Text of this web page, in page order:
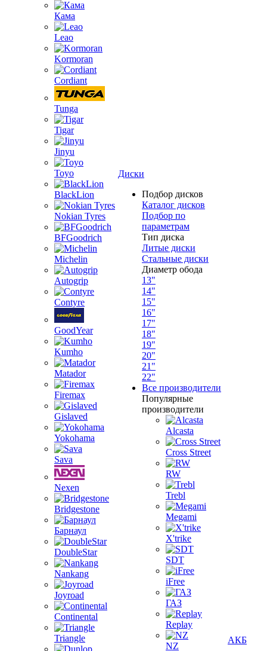
Кама
Leao
Kormoran
Cordiant
Tunga
Tigar
Jinyu
Toyo
BlackLion
Nokian Tyres
BFGoodrich
Michelin
Autogrip
Contyre
GoodYear
Kumho
Matador
Firemax
Gislaved
Yokohama
Sava
Nexen
Bridgestone
Барнаул
DoubleStar
Nankang
Joyroad
Continental
Triangle
Диски
Подбор дисков
Каталог дисков
Подбор по
параметрам
Тип диска
Литые диски
Стальные диски
Диаметр обода
13"
14"
15"
16"
17"
18"
19"
20"
21"
22"
Все производители
Популярные
производители
Alcasta
Cross Street
RW
Trebl
Megami
X'trike
SDT
iFree
ГАЗ
Replay
NZ
АКБ